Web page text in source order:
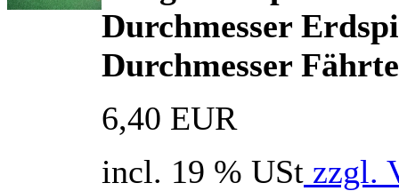
Durchmesser
Durchmesser
6,40 EUR
incl. 19 % USt zzgl.